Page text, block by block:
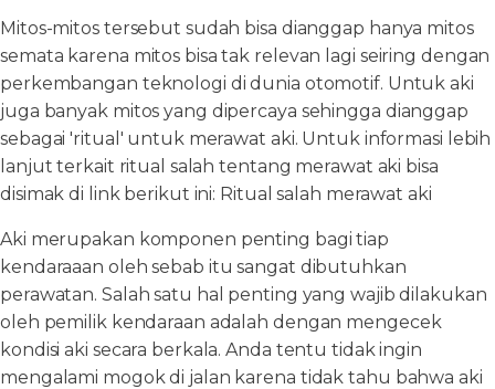
Mitos-mitos tersebut sudah bisa dianggap hanya mitos
semata karena mitos bisa tak relevan lagi seiring dengan
perkembangan teknologi di dunia otomotif. Untuk aki
juga banyak mitos yang dipercaya sehingga dianggap
sebagai 'ritual' untuk merawat aki. Untuk informasi lebih
lanjut terkait ritual salah tentang merawat aki bisa
disimak di link berikut ini: Ritual salah merawat aki
Aki merupakan komponen penting bagi tiap
kendaraaan oleh sebab itu sangat dibutuhkan
perawatan. Salah satu hal penting yang wajib dilakukan
oleh pemilik kendaraan adalah dengan mengecek
kondisi aki secara berkala. Anda tentu tidak ingin
mengalami mogok di jalan karena tidak tahu bahwa aki